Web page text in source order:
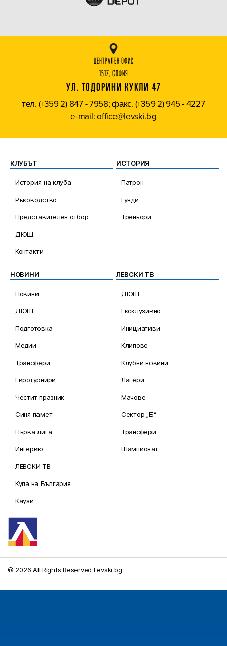
ЦЕНТРАЛЕН ОФИС
1517, СОФИЯ
УЛ. ТОДОРИНИ КУКЛИ 47
тел. (+359 2) 847 - 7958; факс. (+359 2) 945 - 4227
e-mail: office@levski.bg
КЛУБЪТ
История на клуба
Ръководство
Представителен отбор
ДЮШ
Контакти
ИСТОРИЯ
Патрон
Гунди
Треньори
НОВИНИ
Новини
ДЮШ
Подготовка
Медии
Трансфери
Евротурнири
Честит празник
Синя памет
Първа лига
Интервю
ЛЕВСКИ ТВ
Купа на България
Каузи
ЛЕВСКИ ТВ
ДЮШ
Ексклузивно
Инициативи
Клипове
Клубни новини
Лагери
Мачове
Сектор „Б“
Трансфери
Шампионат
© 2026 All Rights Reserved Levski.bg